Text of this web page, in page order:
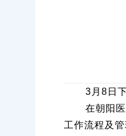
3月8日
在朝阳
工作流程及